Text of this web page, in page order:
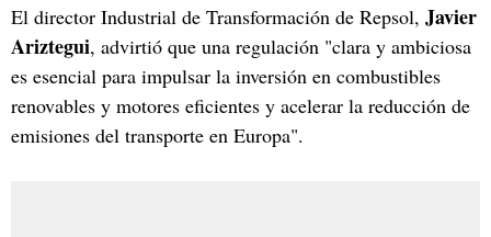
El director Industrial de Transformación de Repsol, Javier
Ariztegui, advirtió que una regulación "clara y ambiciosa
es esencial para impulsar la inversión en combustibles
renovables y motores eficientes y acelerar la reducción de
emisiones del transporte en Europa".